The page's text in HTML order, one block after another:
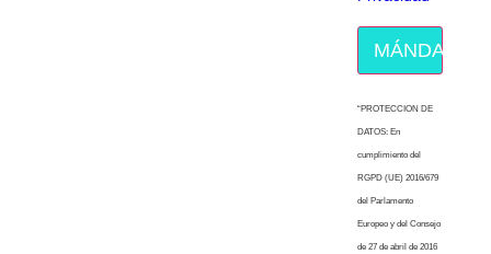
MÁNDAME
“PROTECCION DE
DATOS: En
cumplimiento del
RGPD (UE) 2016/679
del Parlamento
Europeo y del Consejo
de 27 de abril de 2016